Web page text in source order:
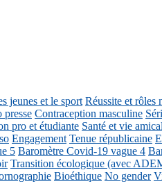
jeunes et le sport Réussite et rôles
presse Contraception masculine
pro et étudiante Santé et vie
Engagement Tenue républicaine
5 Baromètre Covid-19 vague 4
Transition écologique (avec
Bioéthique No gender